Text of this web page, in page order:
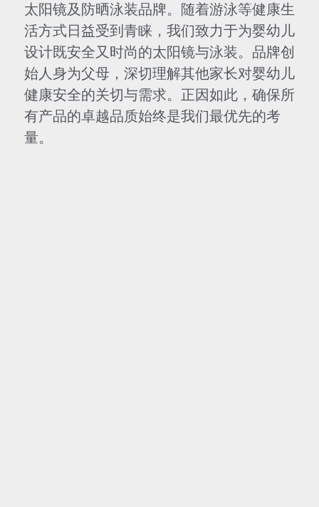
太阳镜及防晒泳装品牌。随着游泳等健康生
活方式日益受到青睐，我们致力于为婴幼儿
设计既安全又时尚的太阳镜与泳装。品牌创
始人身为父母，深切理解其他家长对婴幼儿
健康安全的关切与需求。正因如此，确保所
有产品的卓越品质始终是我们最优先的考
量。